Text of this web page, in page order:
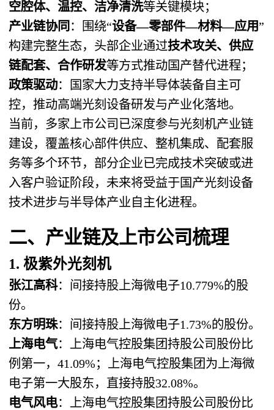
空腔体、温控、洁净清洗等关键模块；
产业链协同 ：围绕“设备—零部件—材料—应用”
构建完整生态，头部企业通过技术攻关、供应
链配套、合作研发等方式推动国产替代进程；
政策驱动：国家大力支持半导体装备自主可
控，推动高端光刻设备研发与产业化落地。
当前，多家上市公司已深度参与光刻机产业链
建设，覆盖核心部件供应、整机集成、配套服
务等多个环节，部分企业已完成技术突破或进
入客户验证阶段，未来将受益于国产光刻设备
技术进步与半导体产业自主化进程。
二、产业链及上市公司梳理
1. 极紫外光刻机
张江高科：间接持股上海微电子10.779%的股
份。
东方明珠：间接持股上海微电子1.73%的股份。
上海电气：上海电气控股集团持股公司股份比
例第一，41.09%；上海电气控股集团为上海微
电子第一大股东，直接持股32.08%。
电气风电：上海电气控股集团持股公司股份比